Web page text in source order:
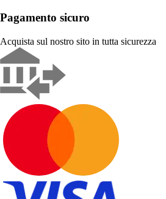
Pagamento sicuro
Acquista sul nostro sito in tutta sicurezza